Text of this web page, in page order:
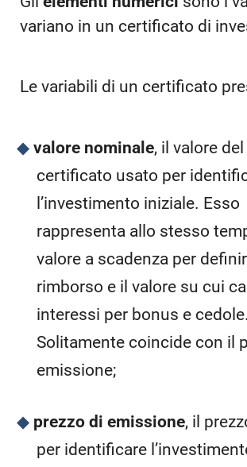
variano in un certificato di
Le variabili di un certificato
valore nominale, il valore del
certificato usato per
l’investimento iniziale. Esso
rappresenta allo stesso
valore a scadenza per
rimborso e il valore su cui
interessi per bonus e cedole.
Solitamente coincide con il
emissione;
prezzo di emissione, il
per identificare